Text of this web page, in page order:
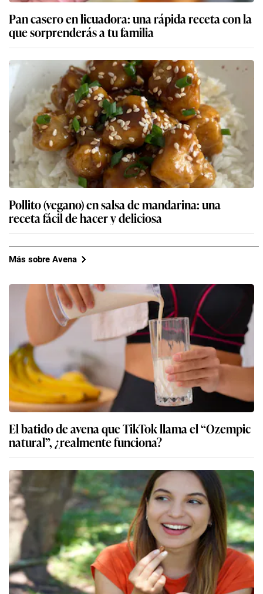
Pan casero en licuadora: una rápida receta con la
que sorprenderás a tu familia
Pollito (vegano) en salsa de mandarina: una
receta fácil de hacer y deliciosa
Más sobre Avena
El batido de avena que TikTok llama el “Ozempic
natural”, ¿realmente funciona?